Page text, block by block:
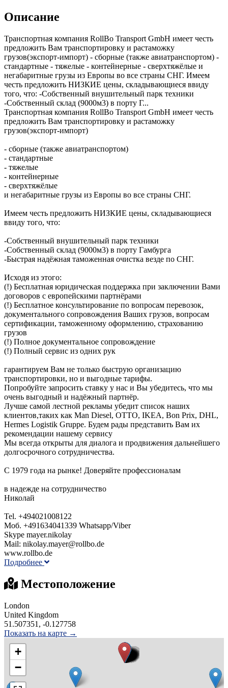
Описание
Транспортная компания RollBo Transport GmbH имеет честь
предложить Вам транспортировку и растаможку
грузов(экспорт-импорт) - сборные (также авиатранспортом) -
стандартные - тяжелые - контейнерные - сверхтяжёлые и
негабаритные грузы из Европы во все страны СНГ. Имеем
честь предложить НИЗКИЕ цены, складывающиеся ввиду
того, что: -Собственный внушительный парк техники
-Собственный склад (9000м3) в порту Г...
Транспортная компания RollBo Transport GmbH имеет честь
предложить Вам транспортировку и растаможку
грузов(экспорт-импорт)
- сборные (также авиатранспортом)
- стандартные
- тяжелые
- контейнерные
- сверхтяжёлые
и негабаритные грузы из Европы во все страны СНГ.
Имеем честь предложить НИЗКИЕ цены, складывающиеся
ввиду того, что:
-Собственный внушительный парк техники
-Собственный склад (9000м3) в порту Гамбурга
-Быстрая надёжная таможенная очистка везде по СНГ.
Исходя из этого:
(!) Бесплатная юридическая поддержка при заключении Вами
договоров с европейскими партнёрами
(!) Бесплатное консультирование по вопросам перевозок,
документального сопровождения Ваших грузов, вопросам
сертификации, таможенному оформлению, страхованию
грузов
(!) Полное документальное сопровождение
(!) Полный сервис из одних рук
гарантируем Вам не только быструю организацию
транспортировки, но и выгодные тарифы.
Попробуйте запросить ставку у нас и Вы убедитесь, что мы
очень выгодный и надёжный партнёр.
Лучше самой лестной рекламы убедит список наших
клиентов,таких как Man Diesel, OTTO, IKEA, Bon Prix, DHL,
Hermes Logistik Gruppe. Будем рады представить Вам их
рекомендации нашему сервису
Мы всегда открыты для диалога и продвижения дальнейшего
долгосрочного сотрудничества.
С 1979 года на рынке! Доверяйте профессионалам
в надежде на сотрудничество
Николай
Tel. +494021008122
Моб. +491634041339 Whatsapp/Viber
Skype mayer.nikolay
Mail: nikolay.mayer@rollbo.de
www.rollbo.de
Подробнее
Местоположение
London
United Kingdom
51.507351, -0.127758
Показать на карте →
+
−